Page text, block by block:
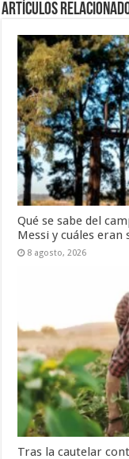
Artículos
Qué se sabe del
Messi y cuáles eran
8 agosto, 2026
Tras la cautelar